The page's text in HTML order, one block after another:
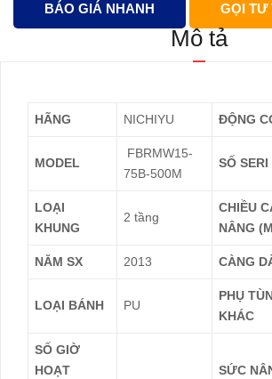
BÁO GIÁ NHANH GỌI TƯ
Mô tả
HÃNG NICHIYU ĐỘNG
MODEL
FBRMW15-
75B-500M
SỐ SERI
LOẠI
KHUNG
2 tầng
CHIỀU
NÂNG
NĂM SX 2013 CÀNG
LOẠI BÁNH PU
PHỤ
KHÁC
SỐ GIỜ
HOẠT
SỨC